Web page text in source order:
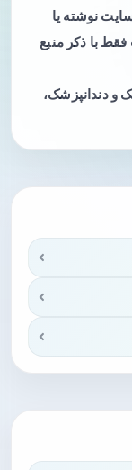
نوشته یا
با ذکر منبع
و دندانپزشک،